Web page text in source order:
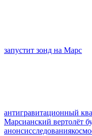
запустит зонд на Марс
антигравитационный
Марсианский вертолёт
анонсисследования